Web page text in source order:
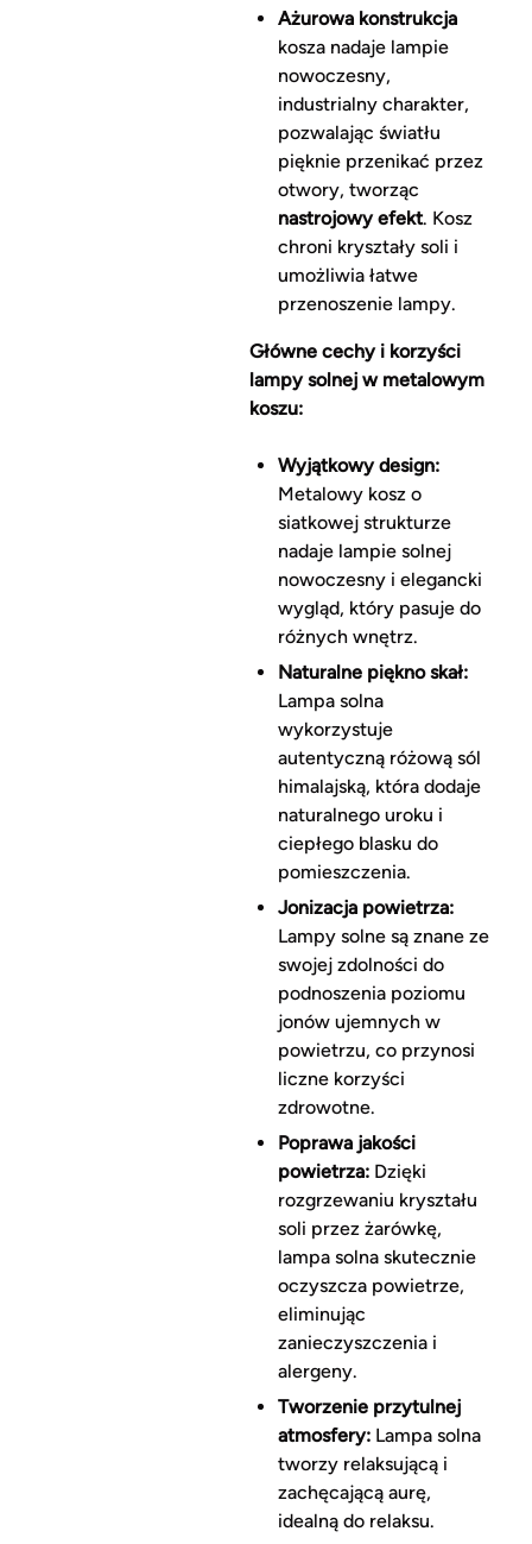
Ażurowa konstrukcja
kosza nadaje lampie
nowoczesny,
industrialny charakter,
pozwalając światłu
pięknie przenikać przez
otwory, tworząc
nastrojowy efekt. Kosz
chroni kryształy soli i
umożliwia łatwe
przenoszenie lampy.
Główne cechy i korzyści
lampy solnej w metalowym
koszu:
Wyjątkowy design:
Metalowy kosz o
siatkowej strukturze
nadaje lampie solnej
nowoczesny i elegancki
wygląd, który pasuje do
różnych wnętrz.
Naturalne piękno skał:
Lampa solna
wykorzystuje
autentyczną różową sól
himalajską, która dodaje
naturalnego uroku i
ciepłego blasku do
pomieszczenia.
Jonizacja powietrza:
Lampy solne są znane ze
swojej zdolności do
podnoszenia poziomu
jonów ujemnych w
powietrzu, co przynosi
liczne korzyści
zdrowotne.
Poprawa jakości
powietrza:Dzięki
rozgrzewaniu kryształu
soli przez żarówkę,
lampa solna skutecznie
oczyszcza powietrze,
eliminując
zanieczyszczenia i
alergeny.
Tworzenie przytulnej
atmosfery:Lampa solna
tworzy relaksującą i
zachęcającą aurę,
idealną do relaksu.